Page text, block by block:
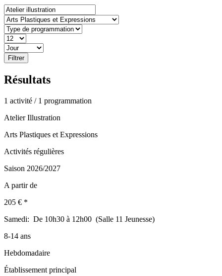
Résultats
1 activité / 1 programmation
Atelier Illustration
Arts Plastiques et Expressions
Activités régulières
Saison 2026/2027
A partir de
205 € *
Samedi: De 10h30 à 12h00 (Salle 11 Jeunesse)
8-14 ans
Hebdomadaire
Établissement principal